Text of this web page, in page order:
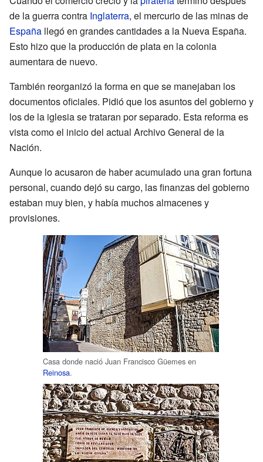
de la guerra contra Inglaterra, el mercurio de las minas de
España llegó en grandes cantidades a la Nueva España.
Esto hizo que la producción de plata en la colonia
aumentara de nuevo.
También reorganizó la forma en que se manejaban los
documentos oficiales. Pidió que los asuntos del gobierno y
los de la iglesia se trataran por separado. Esta reforma es
vista como el inicio del actual Archivo General de la
Nación.
Aunque lo acusaron de haber acumulado una gran fortuna
personal, cuando dejó su cargo, las finanzas del gobierno
estaban muy bien, y había muchos almacenes y
provisiones.
Casa donde nació Juan Francisco Güemes en
Reinosa.